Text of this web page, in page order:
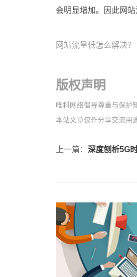
会明显增加。因此网
网站流量低怎么解决？
版权声明
唯科网络倡导尊重与保护
本站文章仅作分享交流用
上一篇： 深度刨析5G